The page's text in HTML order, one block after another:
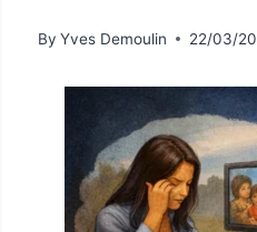
By Yves Demoulin 22/03/